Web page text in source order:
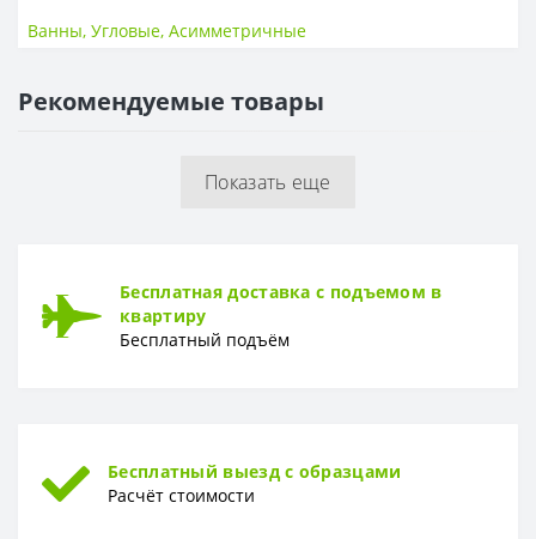
Размер
Глубина
Ванны,Угловые,Асимметричные
Рекомендуемые товары
Показать еще
Бесплатная доставка с подъемом в
квартиру
Бесплатный подъём
Бесплатный выезд с образцами
Расчёт стоимости